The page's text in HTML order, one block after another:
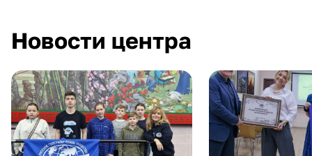
Новости центра